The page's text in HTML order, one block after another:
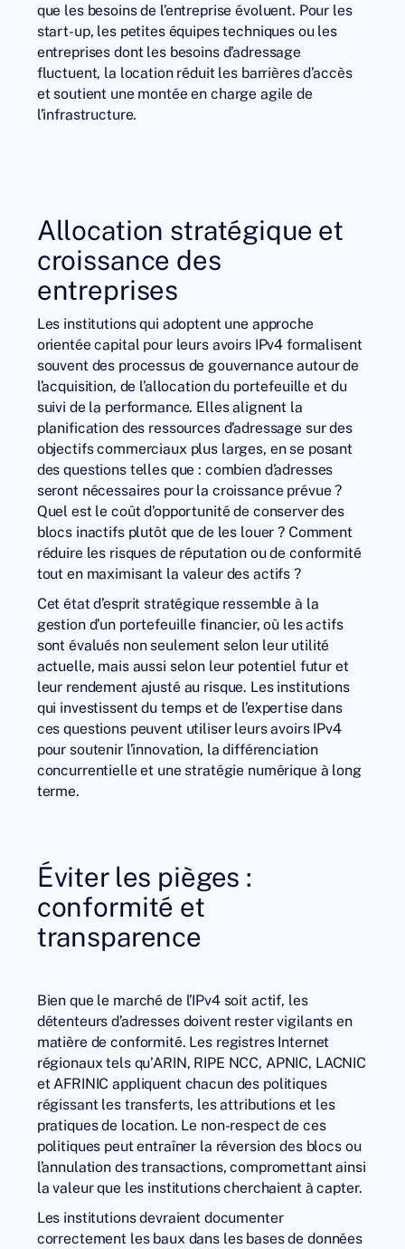
que les besoins de l’entreprise évoluent. Pour les
start-up, les petites équipes techniques ou les
entreprises dont les besoins d’adressage
fluctuent, la location réduit les barrières d’accès
et soutient une montée en charge agile de
l’infrastructure.
Allocation stratégique et
croissance des
entreprises
Les institutions qui adoptent une approche
orientée capital pour leurs avoirs IPv4 formalisent
souvent des processus de gouvernance autour de
l’acquisition, de l’allocation du portefeuille et du
suivi de la performance. Elles alignent la
planification des ressources d’adressage sur des
objectifs commerciaux plus larges, en se posant
des questions telles que : combien d’adresses
seront nécessaires pour la croissance prévue ?
Quel est le coût d’opportunité de conserver des
blocs inactifs plutôt que de les louer ? Comment
réduire les risques de réputation ou de conformité
tout en maximisant la valeur des actifs ?
Cet état d’esprit stratégique ressemble à la
gestion d’un portefeuille financier, où les actifs
sont évalués non seulement selon leur utilité
actuelle, mais aussi selon leur potentiel futur et
leur rendement ajusté au risque. Les institutions
qui investissent du temps et de l’expertise dans
ces questions peuvent utiliser leurs avoirs IPv4
pour soutenir l’innovation, la différenciation
concurrentielle et une stratégie numérique à long
terme.
Éviter les pièges :
conformité et
transparence
Bien que le marché de l’IPv4 soit actif, les
détenteurs d’adresses doivent rester vigilants en
matière de conformité. Les registres Internet
régionaux tels qu’ARIN, RIPE NCC, APNIC, LACNIC
et AFRINIC appliquent chacun des politiques
régissant les transferts, les attributions et les
pratiques de location. Le non-respect de ces
politiques peut entraîner la réversion des blocs ou
l’annulation des transactions, compromettant ainsi
la valeur que les institutions cherchaient à capter.
Les institutions devraient documenter
correctement les baux dans les bases de données